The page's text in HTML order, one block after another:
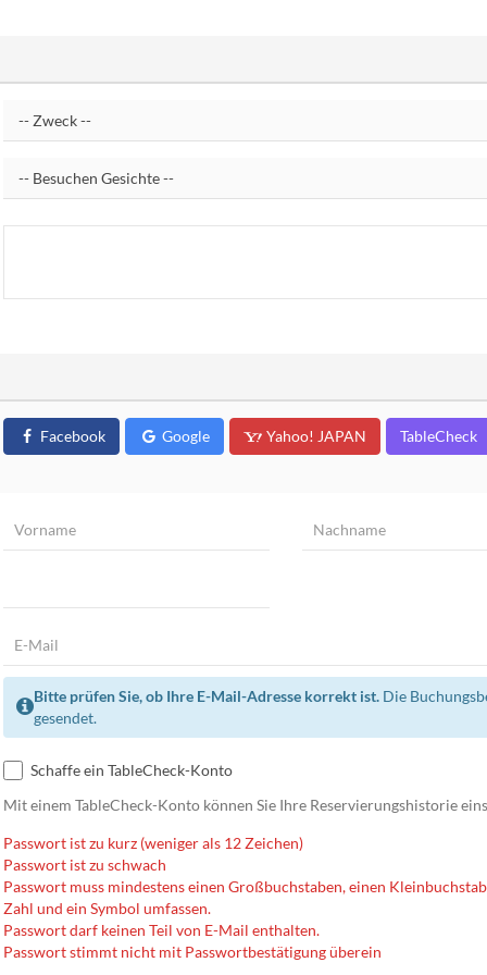
Facebook Google Yahoo! JAPAN TableCheck
Bitte prüfen Sie, ob Ihre E-Mail-Adresse korrekt ist.Die
gesendet.
Schaffe ein TableCheck-Konto
Mit einem TableCheck-Konto können Sie Ihre Reservierungshistorie
Passwort ist zu kurz (weniger als 12 Zeichen)
Passwort ist zu schwach
Passwort muss mindestens einen Großbuchstaben, einen
Zahl und ein Symbol umfassen.
Passwort darf keinen Teil von E-Mail enthalten.
Passwort stimmt nicht mit Passwortbestätigung überein